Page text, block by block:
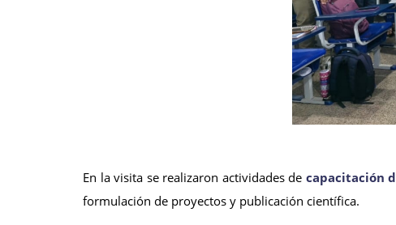
En la visita se realizaron actividades de capacitación
formulación de proyectos y publicación científica.